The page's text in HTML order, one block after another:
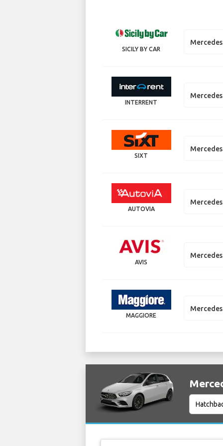
SICILY BY CAR
INTERRENT
Mercedes
SIXT
Mercedes
AUTOVIA
AVIS
Mercedes
MAGGIORE
Mercedes